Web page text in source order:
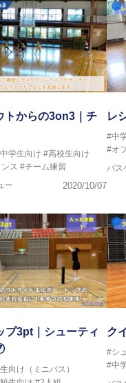
ッドコーチ
チ
ンプアドバイザリーコーチ
ッドコーチ
ッドコーチ
ートコーチ
トからの3on3｜チ
学生向け #高校生向け
ス #チーム練習
ー
2020/10/07
レ
#中
#オ
バス
プ3pt｜シューティ
向け（ミニバス）
ク
#シ
#中